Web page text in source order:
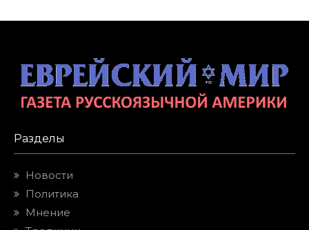
Разделы
Новости
Политика
Мнение